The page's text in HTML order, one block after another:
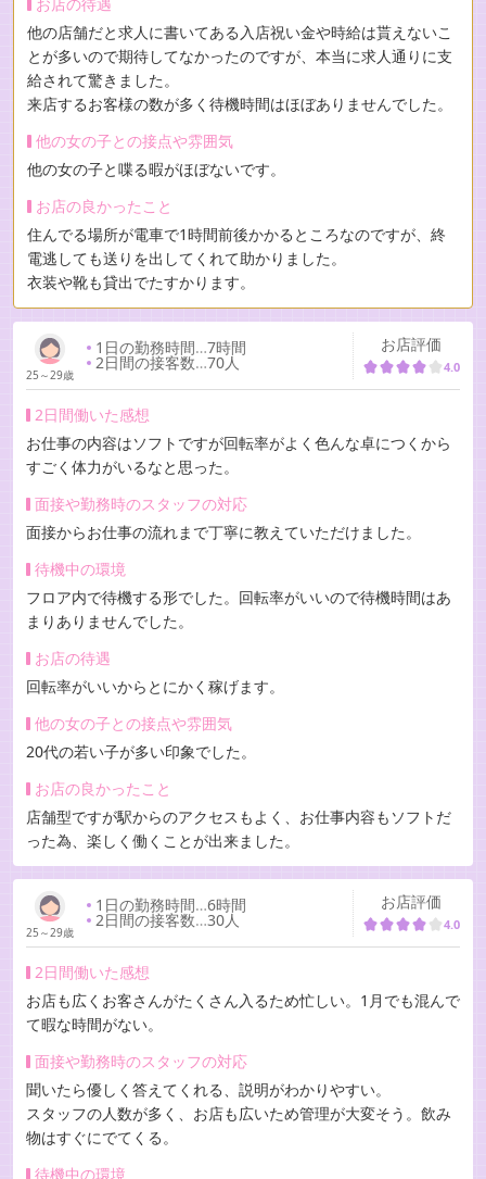
他の店舗だと求人に書いてある入店祝い金や時給は貰えないこ
とが多いので期待してなかったのですが、本当に求人通りに支
給されて驚きました。
来店するお客様の数が多く待機時間はほぼありませんでした。
他の女の子との接点や雰囲気
他の女の子と喋る暇がほぼないです。
お店の良かったこと
住んでる場所が電車で1時間前後かかるところなのですが、終
電逃しても送りを出してくれて助かりました。
衣装や靴も貸出でたすかります。
25～29歳
1日の勤務時間…7時間
2日間の接客数…70人
お店評価
4.0
2日間働いた感想
お仕事の内容はソフトですが回転率がよく色んな卓につくから
すごく体力がいるなと思った。
面接や勤務時のスタッフの対応
面接からお仕事の流れまで丁寧に教えていただけました。
待機中の環境
フロア内で待機する形でした。回転率がいいので待機時間はあ
まりありませんでした。
お店の待遇
回転率がいいからとにかく稼げます。
他の女の子との接点や雰囲気
20代の若い子が多い印象でした。
お店の良かったこと
店舗型ですが駅からのアクセスもよく、お仕事内容もソフトだ
った為、楽しく働くことが出来ました。
25～29歳
1日の勤務時間…6時間
2日間の接客数…30人
お店評価
4.0
2日間働いた感想
お店も広くお客さんがたくさん入るため忙しい。1月でも混んで
て暇な時間がない。
面接や勤務時のスタッフの対応
聞いたら優しく答えてくれる、説明がわかりやすい。
スタッフの人数が多く、お店も広いため管理が大変そう。飲み
物はすぐにでてくる。
待機中の環境